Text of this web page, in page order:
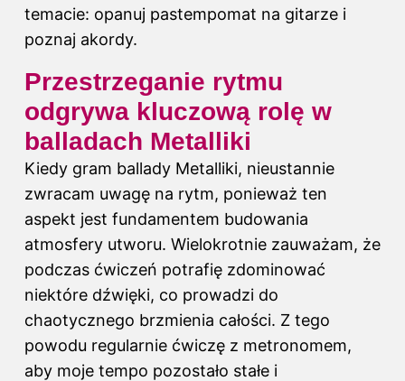
temacie: opanuj pastempomat na gitarze i
poznaj akordy.
Przestrzeganie rytmu
odgrywa kluczową rolę w
balladach Metalliki
Kiedy gram ballady Metalliki, nieustannie
zwracam uwagę na rytm, ponieważ ten
aspekt jest fundamentem budowania
atmosfery utworu. Wielokrotnie zauważam, że
podczas ćwiczeń potrafię zdominować
niektóre dźwięki, co prowadzi do
chaotycznego brzmienia całości. Z tego
powodu regularnie ćwiczę z metronomem,
aby moje tempo pozostało stałe i